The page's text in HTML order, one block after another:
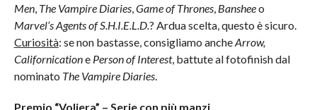
Men, The Vampire Diaries,Game of Thrones, Bansheeo
Marvel’s Agents of S.H.I.E.L.D.? Ardua scelta, questo è sicuro.
Curiosità: se non bastasse, consigliamo ancheArrow,
Californicatione Person of Interest, battute al fotofinish dal
nominato The Vampire Diaries.
Premio “Voliera” – Serie con più manzi